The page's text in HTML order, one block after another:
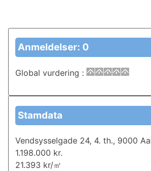
Anmeldelser: 0
Global vurdering :
Stamdata
Vendsysselgade 24, 4. th., 9000
1.198.000 kr.
21.393 kr/㎡